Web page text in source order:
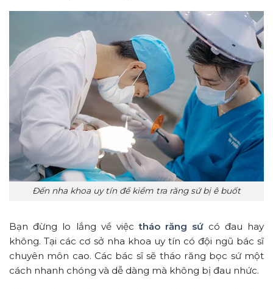
Đến nha khoa uy tín để kiểm tra răng sứ bị ê buốt
Bạn đừng lo lắng về việctháo răng sứcó đau hay
không. Tại các cơ sở nha khoa uy tín có đội ngũ bác sĩ
chuyên môn cao. Các bác sĩ sẽ tháo răng bọc sứ một
cách nhanh chóng và dễ dàng mà không bị đau nhức.